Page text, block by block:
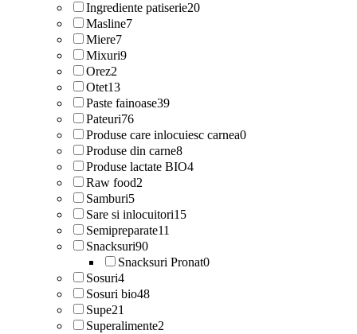
Ingrediente patiserie20
Masline7
Miere7
Mixuri9
Orez2
Otet13
Paste fainoase39
Pateuri76
Produse care inlocuiesc carnea0
Produse din carne8
Produse lactate BIO4
Raw food2
Samburi5
Sare si inlocuitori15
Semipreparate11
Snacksuri90
Snacksuri Pronat0
Sosuri4
Sosuri bio48
Supe21
Superalimente2